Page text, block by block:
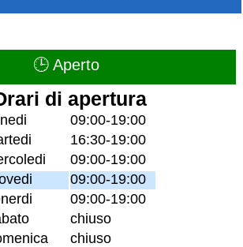
🕒 Aperto
di apertura
09:00-19:00
16:30-19:00
09:00-19:00
09:00-19:00
09:00-19:00
chiuso
chiuso